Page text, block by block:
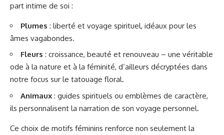
part intime de soi :
Plumes : liberté et voyage spirituel, idéaux pour les
âmes vagabondes.
Fleurs : croissance, beauté et renouveau – une véritable
ode à la nature et à la féminité, d’ailleurs décryptées dans
notre focus sur le tatouage floral.
Animaux : guides spirituels ou emblèmes de caractère,
ils personnalisent la narration de son voyage personnel.
Ce choix de motifs féminins renforce non seulement la